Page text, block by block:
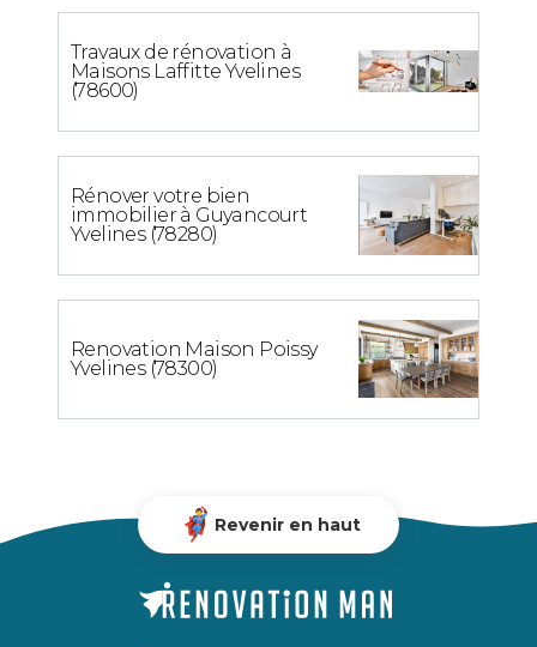
Travaux de rénovation à
Maisons Laffitte Yvelines
(78600)
Rénover votre bien
immobilier à Guyancourt
Yvelines (78280)
Renovation Maison Poissy
Yvelines (78300)
Revenir en haut